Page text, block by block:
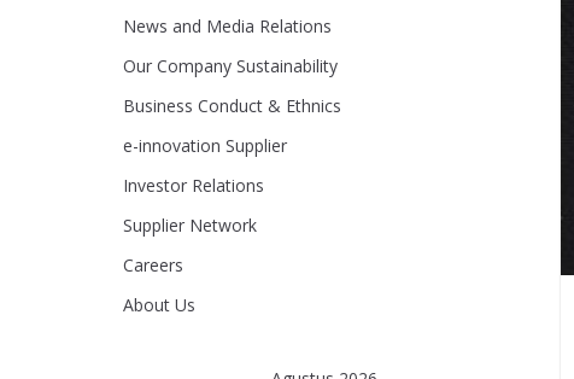
News and Media Relations
Our Company Sustainability
Business Conduct & Ethnics
e-innovation Supplier
Investor Relations
Supplier Network
Careers
About Us